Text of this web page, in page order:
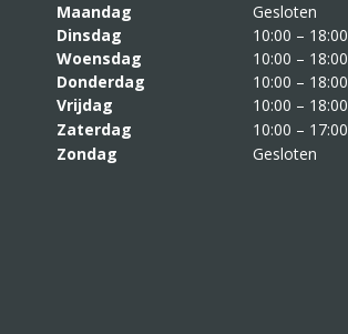
Maandag
Gesloten
Dinsdag
10:00 – 18:00
Woensdag
10:00 – 18:00
Donderdag
10:00 – 18:00
Vrijdag
10:00 – 18:00
Zaterdag
10:00 – 17:00
Zondag
Gesloten